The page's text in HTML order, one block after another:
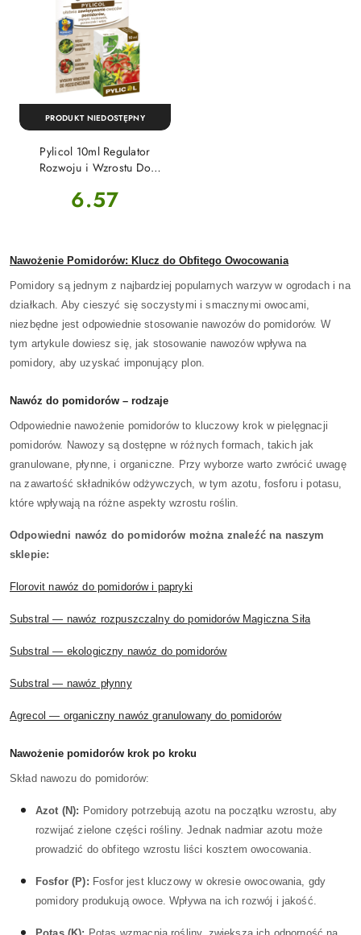
Pylicol 10ml Regulator
Rozwoju i Wzrostu Do
Cena:
6.57
PRODUKT NIEDOSTĘPNY
Nawożenie Pomidorów: Klucz do Obfitego Owocowania
Pomidory są jednym z najbardziej popularnych warzyw w ogrodach i na
działkach. Aby cieszyć się soczystymi i smacznymi owocami,
niezbędne jest odpowiednie stosowanie nawozów do pomidorów. W
tym artykule dowiesz się, jak stosowanie nawozów wpływa na
pomidory, aby uzyskać imponujący plon.
Nawóz do pomidorów – rodzaje
Odpowiednie nawożenie pomidorów to kluczowy krok w pielęgnacji
pomidorów. Nawozy są dostępne w różnych formach, takich jak
granulowane, płynne, i organiczne. Przy wyborze warto zwrócić uwagę
na zawartość składników odżywczych, w tym azotu, fosforu i potasu,
które wpływają na różne aspekty wzrostu roślin.
Odpowiedni nawóz do pomidorów można znaleźć na naszym
sklepie:
Florovit nawóz do pomidorów i papryki
Substral — nawóz rozpuszczalny do pomidorów Magiczna Siła
Substral — ekologiczny nawóz do pomidorów
Substral — nawóz płynny
Agrecol — organiczny nawóz granulowany do pomidorów
Nawożenie pomidorów krok po kroku
Skład nawozu do pomidorów:
Azot (N): Pomidory potrzebują azotu na początku wzrostu, aby
rozwijać zielone części rośliny. Jednak nadmiar azotu może
prowadzić do obfitego wzrostu liści kosztem owocowania.
Fosfor (P): Fosfor jest kluczowy w okresie owocowania, gdy
pomidory produkują owoce. Wpływa na ich rozwój i jakość.